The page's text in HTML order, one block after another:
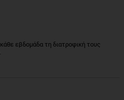
εβδομάδα τη διατροφική τους